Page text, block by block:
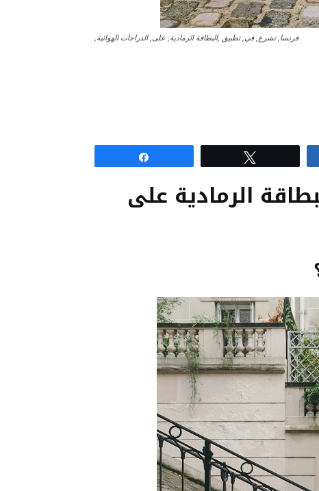
فرنسا, تشرع, في, تطبيق ,البطاقة الرمادية, على, الدراجات الهوائية,
الرمادية على